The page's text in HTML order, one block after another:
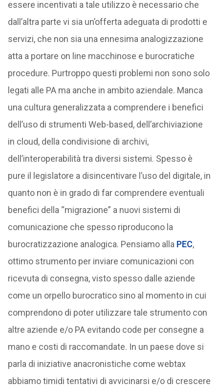
essere incentivati a tale utilizzo è necessario che
dall’altra parte vi sia un’offerta adeguata di prodotti e
servizi, che non sia una ennesima analogizzazione
atta a portare on line macchinose e burocratiche
procedure. Purtroppo questi problemi non sono solo
legati alle PA ma anche in ambito aziendale. Manca
una cultura generalizzata a comprendere i benefici
dell’uso di strumenti Web-based, dell’archiviazione
in cloud, della condivisione di archivi,
dell’interoperabilità tra diversi sistemi. Spesso è
pure il legislatore a disincentivare l’uso del digitale, in
quanto non è in grado di far comprendere eventuali
benefici della “migrazione” a nuovi sistemi di
comunicazione che spesso riproducono la
burocratizzazione analogica. Pensiamo alla PEC,
ottimo strumento per inviare comunicazioni con
ricevuta di consegna, visto spesso dalle aziende
come un orpello burocratico sino al momento in cui
comprendono di poter utilizzare tale strumento con
altre aziende e/o PA evitando code per consegne a
mano e costi di raccomandate. In un paese dove si
parla di iniziative anacronistiche come webtax
abbiamo timidi tentativi di avvicinarsi e/o di crescere